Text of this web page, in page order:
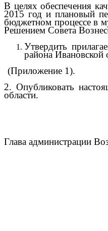
В целях обеспечения
2015 год и плановый
бюджетном процессе в
Решением Совета
Утвердить
района Ивановской
(Приложение 1).
2. Опубликовать
области.
Глава администрации